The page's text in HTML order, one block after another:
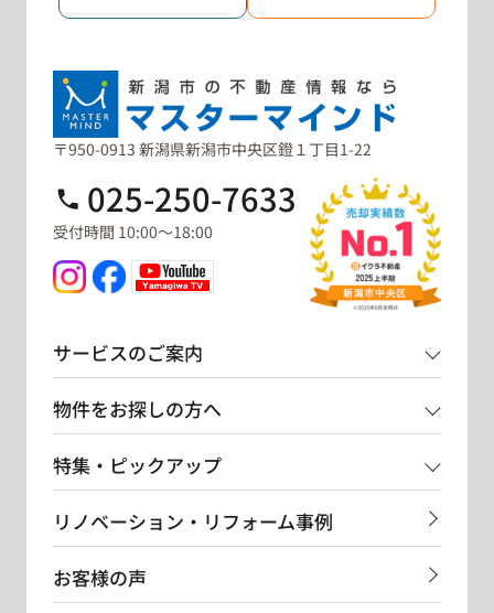
〒950-0913 新潟県新潟市中央区鐙１丁目1-22
025-250-7633
受付時間 10:00～18:00
サービスのご案内
物件をお探しの方へ
特集・ピックアップ
リノベーション・リフォーム事例
お客様の声